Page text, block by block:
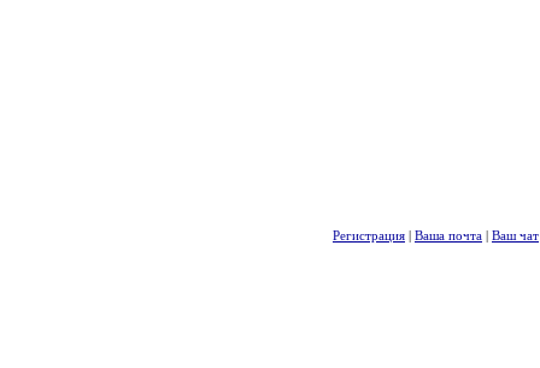
Регистрация | Ваша почта | Ваш чат